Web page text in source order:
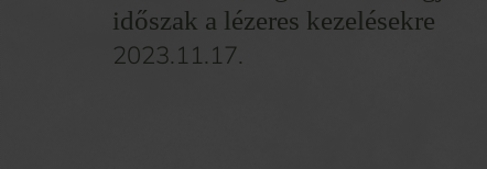
időszak a lézeres kezelésekre
2023.11.17.